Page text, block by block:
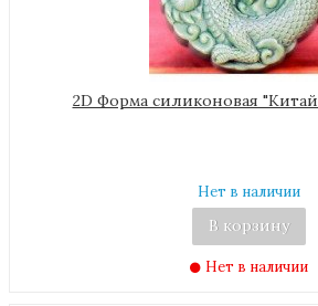
2D Форма силиконовая
Нет в наличии
В корзину
Нет в наличии